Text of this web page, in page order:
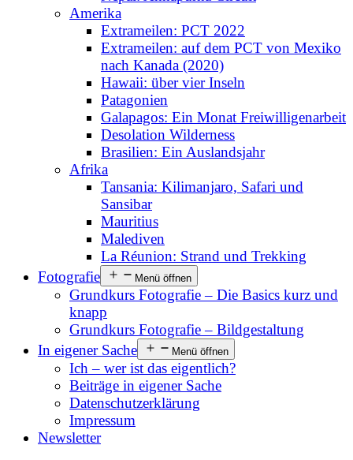
Amerika
Extrameilen: PCT 2022
Extrameilen: auf dem PCT von Mexiko
nach Kanada (2020)
Hawaii: über vier Inseln
Patagonien
Galapagos: Ein Monat Freiwilligenarbeit
Desolation Wilderness
Brasilien: Ein Auslandsjahr
Afrika
Tansania: Kilimanjaro, Safari und
Sansibar
Mauritius
Malediven
La Réunion: Strand und Trekking
Fotografie
Menü öffnen
Grundkurs Fotografie – Die Basics kurz und
knapp
Grundkurs Fotografie – Bildgestaltung
In eigener Sache
Menü öffnen
Ich – wer ist das eigentlich?
Beiträge in eigener Sache
Datenschutzerklärung
Impressum
Newsletter